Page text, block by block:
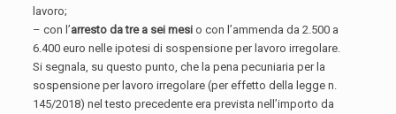
lavoro;
– con l’arresto da tre a sei mesio con l’ammenda da 2.500 a
6.400 euro nelle ipotesi di sospensione per lavoro irregolare.
Si segnala, su questo punto, che la pena pecuniaria per la
sospensione per lavoro irregolare (per effetto della legge n.
145/2018) nel testo precedente era prevista nell’importo da